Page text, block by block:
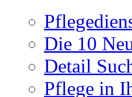
Die 10
Detail
Pflege in